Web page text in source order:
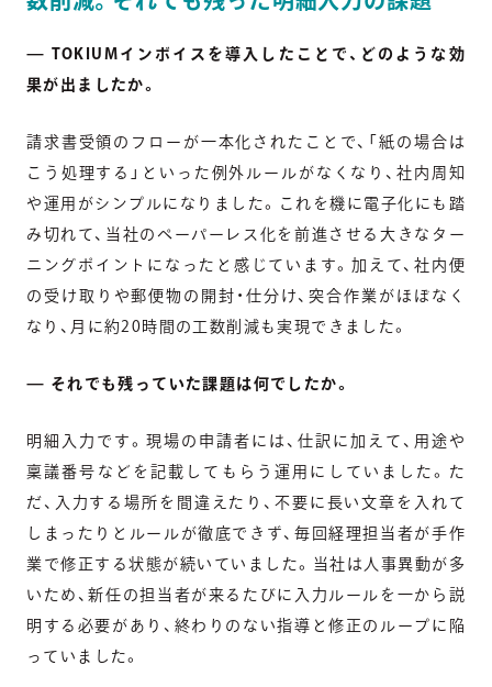
— TOKIUMインボイスを導入したことで、どのような効
果が出ましたか。
請求書受領のフローが一本化されたことで、「紙の場合は
こう処理する」といった例外ルールがなくなり、社内周知
や運用がシンプルになりました。これを機に電子化にも踏
み切れて、当社のペーパーレス化を前進させる大きなター
ニングポイントになったと感じています。加えて、社内便
の受け取りや郵便物の開封・仕分け、突合作業がほぼなく
なり、月に約20時間の工数削減も実現できました。
— それでも残っていた課題は何でしたか。
明細入力です。現場の申請者には、仕訳に加えて、用途や
稟議番号などを記載してもらう運用にしていました。た
だ、入力する場所を間違えたり、不要に長い文章を入れて
しまったりとルールが徹底できず、毎回経理担当者が手作
業で修正する状態が続いていました。当社は人事異動が多
いため、新任の担当者が来るたびに入力ルールを一から説
明する必要があり、終わりのない指導と修正のループに陥
っていました。